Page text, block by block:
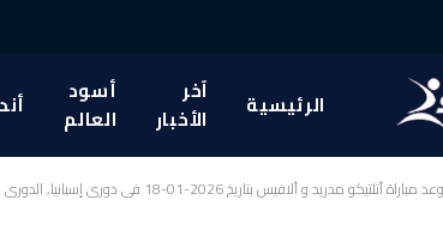
الرئيسية
آخر
الأخبار
أسود
العالم
مدريد و ألافيس بتاريخ 2026-01-18 في دوري إسبانيا, الدوري الإسباني